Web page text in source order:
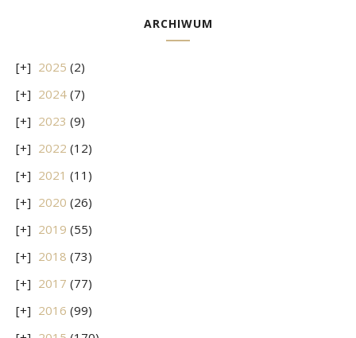
ARCHIWUM
2025 (2)
2024 (7)
2023 (9)
2022 (12)
2021 (11)
2020 (26)
2019 (55)
2018 (73)
2017 (77)
2016 (99)